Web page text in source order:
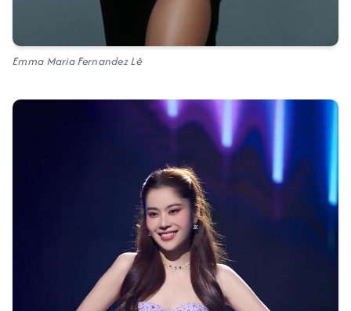
Emma Maria Fernandez Lê